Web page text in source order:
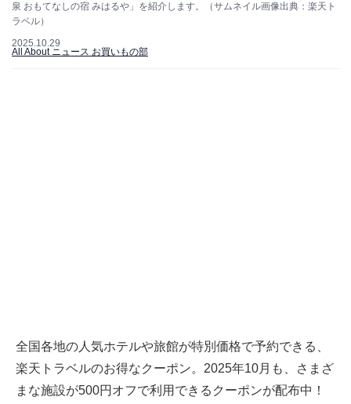
泉 おもてなしの宿 みはるや」を紹介します。（サムネイル画像出典：楽天ト
ラベル）
2025.10.29
All About ニュース お買いもの部
全国各地の人気ホテルや旅館が特別価格で予約できる、
楽天トラベルのお得なクーポン。2025年10月も、さまざ
まな施設が500円オフで利用できるクーポンが配布中！